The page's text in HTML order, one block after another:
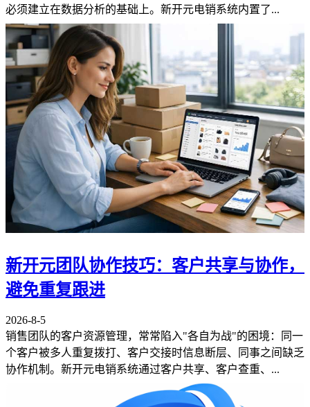
必须建立在数据分析的基础上。新开元电销系统内置了...
新开元团队协作技巧：客户共享与协作，
避免重复跟进
2026-8-5
销售团队的客户资源管理，常常陷入"各自为战"的困境：同一
个客户被多人重复拨打、客户交接时信息断层、同事之间缺乏
协作机制。新开元电销系统通过客户共享、客户查重、...